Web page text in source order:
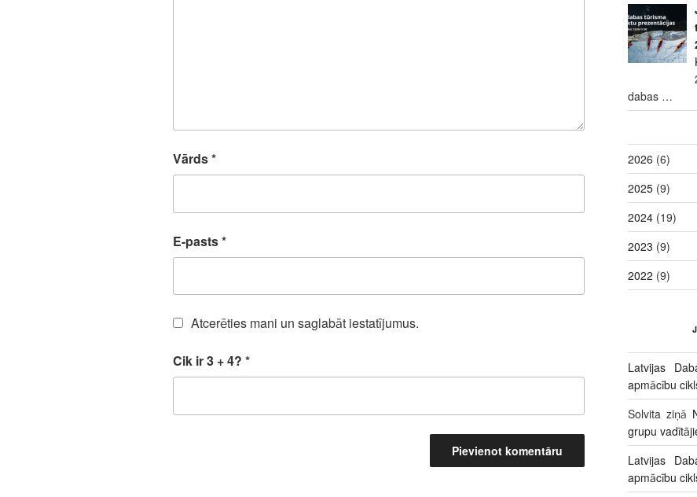
Vārds*
E-pasts*
Atcerēties mani un saglabāt iestatījumus.
Cik ir 3 + 4? *
dabas …
2026 (6)
2025(9)
2024(19)
2023 (9)
2022 (9)
Latvijas
apmācību
Solvita ziņā
grupu
Latvijas
apmācību